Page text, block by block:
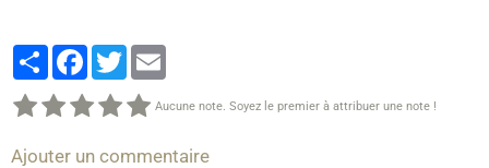
PartagerFacebook
Twitter
Aucune note. Soyez le premier à attribuer une note !
Ajouter un commentaire